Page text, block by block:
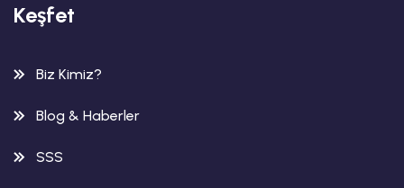
Keşfet
Biz Kimiz?
Blog & Haberler
SSS